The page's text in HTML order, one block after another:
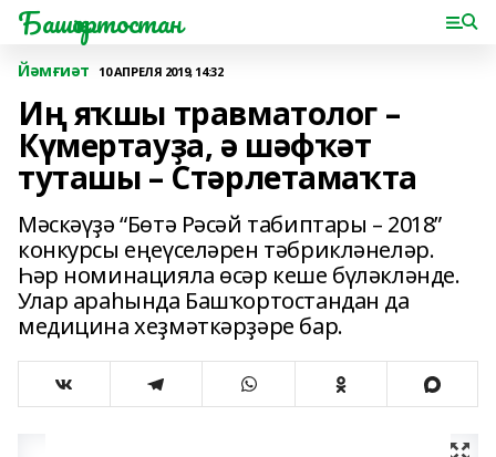
Башҡортостан
Йәмғиәт 10 АПРЕЛЯ 2019, 14:32
Иң яҡшы травматолог –
Күмертауҙа, ә шәфҡәт
туташы – Стәрлетамаҡта
Мәскәүҙә “Бөтә Рәсәй табиптары – 2018”
конкурсы еңеүселәрен тәбрикләнеләр.
Һәр номинацияла өсәр кеше бүләкләнде.
Улар араһында Башҡортостандан да
медицина хеҙмәткәрҙәре бар.